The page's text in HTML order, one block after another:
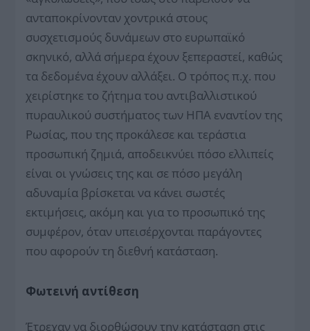
ανταποκρίνονταν χοντρικά στους
συσχετισμούς δυνάμεων στο ευρωπαϊκό
σκηνικό, αλλά σήμερα έχουν ξεπεραστεί, καθώς
τα δεδομένα έχουν αλλάξει. Ο τρόπος π.χ. που
χειρίστηκε το ζήτημα του αντιβαλλιστικού
πυραυλικού συστήματος των ΗΠΑ εναντίον της
Ρωσίας, που της προκάλεσε και τεράστια
προσωπική ζημιά, αποδεικνύει πόσο ελλιπείς
είναι οι γνώσεις της και σε πόσο μεγάλη
αδυναμία βρίσκεται να κάνει σωστές
εκτιμήσεις, ακόμη και για το προσωπικό της
συμφέρον, όταν υπεισέρχονται παράγοντες
που αφορούν τη διεθνή κατάσταση.
Φωτεινή αντίθεση
Έτρεχαν να διορθώσουν την κατάσταση στις